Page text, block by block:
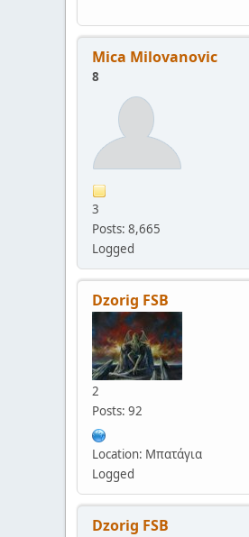
Mica Milovanovic
8
3
Posts: 8,665
Logged
Dzorig FSB
2
Posts: 92
Location: Μπατάγια
Logged
Dzorig FSB